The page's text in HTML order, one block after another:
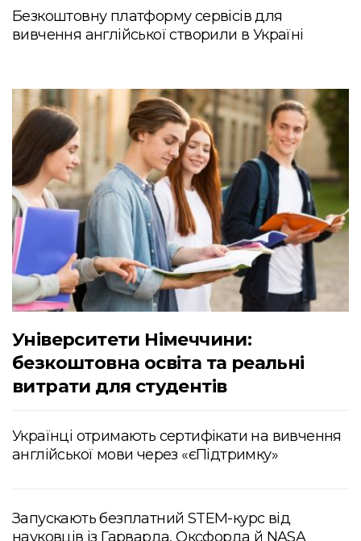
Безкоштовну платформу сервісів для
вивчення англійської створили в Україні
Університети Німеччини:
безкоштовна освіта та реальні
витрати для студентів
Українці отримають сертифікати на вивчення
англійської мови через «єПідтримку»
Запускають безплатний STEM-курс від
науковців із Гарварда, Оксфорда й NASA